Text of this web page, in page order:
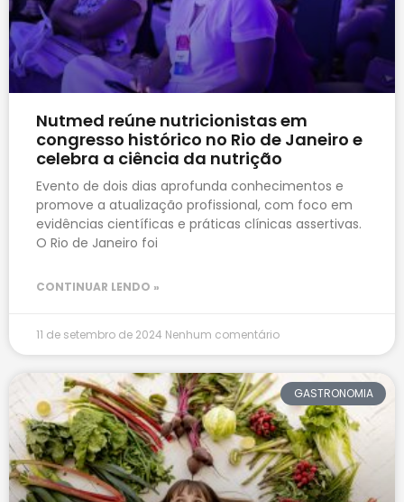
Nutmed reúne nutricionistas em
congresso histórico no Rio de Janeiro e
celebra a ciência da nutrição
Evento de dois dias aprofunda conhecimentos e
promove a atualização profissional, com foco em
evidências científicas e práticas clínicas assertivas.
O Rio de Janeiro foi
CONTINUAR LENDO »
11 de setembro de 2024 Nenhum comentário
GASTRONOMIA